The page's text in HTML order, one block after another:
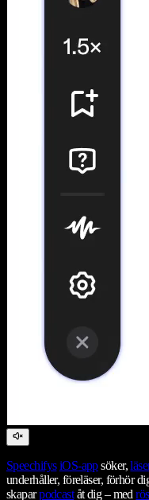
Speechifys iOS-appsöker,
underhåller, föreläser, förhör
skaparpodcaståt dig – med